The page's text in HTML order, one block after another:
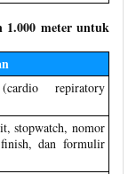
1.000 meter untuk
repiratory
stopwatch, nomor
dan formulir